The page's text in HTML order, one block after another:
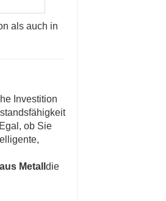
als auch in
Investition
ob Sie
Metall die